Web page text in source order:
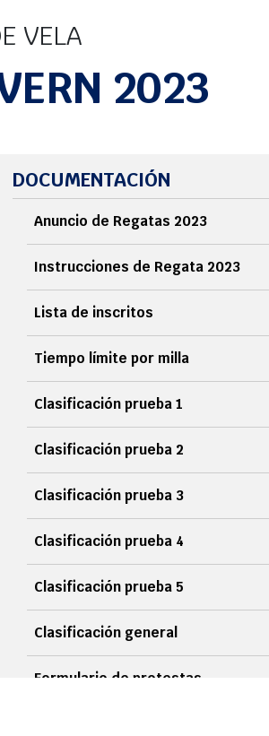
VELA
2023
DOCUMENTACIÓN
Anuncio de Regatas 2023
Instrucciones de Regata 2023
Lista de inscritos
Tiempo límite por milla
Clasificación prueba 1
Clasificación prueba 2
Clasificación prueba 3
Clasificación prueba 4
Clasificación prueba 5
Clasificación general
Formulario de protestas